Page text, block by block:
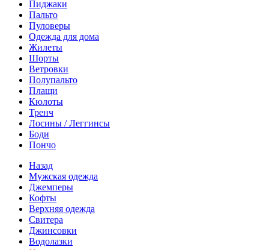
Пиджаки
Пальто
Пуловеры
Одежда для дома
Жилеты
Шорты
Ветровки
Полупальто
Плащи
Кюлоты
Тренч
Лосины / Леггинсы
Боди
Пончо
Назад
Мужская одежда
Джемперы
Кофты
Верхняя одежда
Свитера
Джинсовки
Водолазки